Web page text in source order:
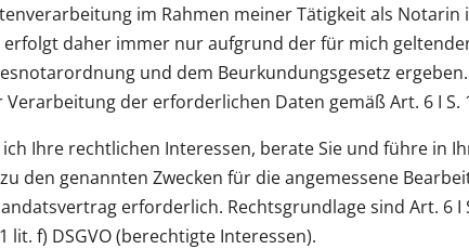
im Rahmen meiner Tätigkeit als Notarin
daher immer nur aufgrund der für mich
und dem Beurkundungsgesetz
der erforderlichen Daten gemäß Art. 6 I S.
Ihre rechtlichen Interessen, berate Sie und führe
den genannten Zwecken für die angemessene
erforderlich. Rechtsgrundlage sind Art. 6 I
lit. f) DSGVO (berechtigte Interessen).